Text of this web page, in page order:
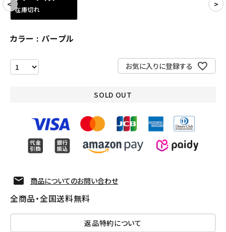
ACCOUNT MENU
在庫切れ
カラー パープル
お気に入りに登録する
SOLD OUT
商品についてのお問い合わせ
全商品・全国送料無料
返品特約について